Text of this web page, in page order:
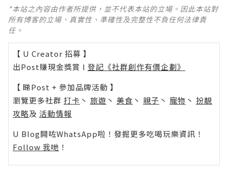
*本站之內容由作者所提供，並不代表本站的立場。因此本站對
所有博客的立場、真實性、準確性及完整性不負任何法律責
任。
【 U Creator 招募 】
出Post賺現金獎賞 l 登記《社群創作有價企劃》
【 睇Post + 參加品牌活動 】
瀏覽更多社群 打卡 丶 旅遊 丶 美食 丶 親子 丶 寵物 丶 扮靚
攻略及 活動情報
U Blog開咗WhatsApp啦！發掘更多吃喝玩樂資訊！
Follow 我哋 ！